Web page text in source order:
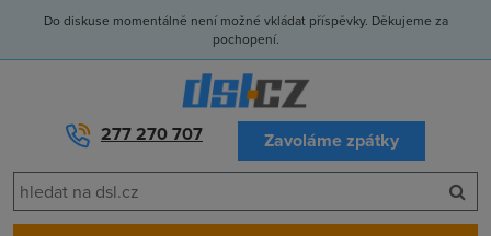
Do diskuse momentálně není možné vkládat příspěvky. Děkujeme za
pochopení.
277 270 707 Zavoláme zpátky